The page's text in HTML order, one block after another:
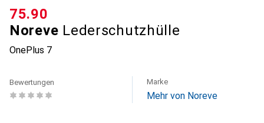
Noreve Lederschutzhülle
OnePlus 7
CHF
75.90
Bewertungen Marke
Mehr von Noreve